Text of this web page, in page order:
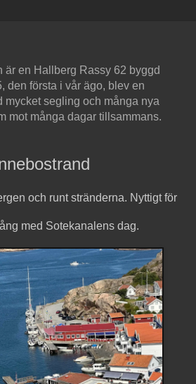
är en Hallberg Rassy 62 byggd
den första i vår ägo, blev en
mycket segling och många nya
mot många dagar tillsammans.
och runt stränderna. Nyttigt för
med Sotekanalens dag.